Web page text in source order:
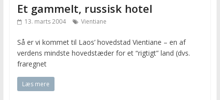
Et gammelt, russisk hotel
13. marts 2004 Vientiane
Så er vi kommet til Laos’ hovedstad Vientiane – en af
verdens mindste hovedstæder for et “rigtigt” land (dvs.
fraregnet
Læs mere